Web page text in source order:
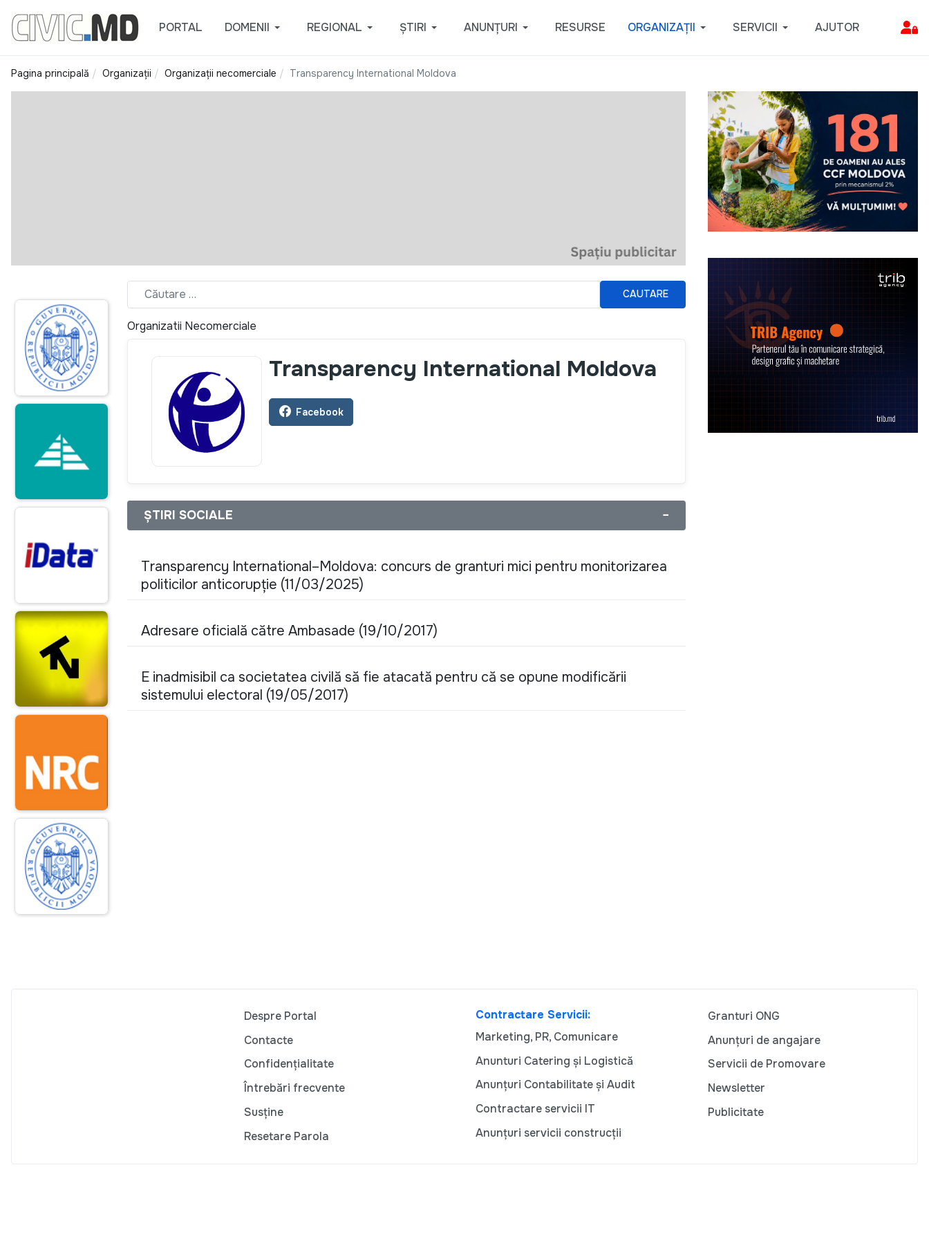
PORTAL DOMENII REGIONAL ȘTIRI ANUNȚURI RESURSE ORGANIZAȚII SERVICII AJUTOR
Pagina principală Organizații Organizații necomerciale Transparency International Moldova
CAUTARE
Organizatii Necomerciale
Transparency International Moldova
Facebook
ȘTIRI SOCIALE −
Transparency International–Moldova: concurs de granturi mici pentru monitorizarea
politicilor anticorupţie (11/03/2025)
Adresare oficială către Ambasade (19/10/2017)
E inadmisibil ca societatea civilă să fie atacată pentru că se opune modificării
sistemului electoral (19/05/2017)
Despre Portal
Contacte
Confidențialitate
Întrebări frecvente
Susține
Resetare Parola
Contractare Servicii:
Marketing, PR, Comunicare
Anunturi Catering și Logistică
Anunțuri Contabilitate și Audit
Contractare servicii IT
Anunțuri servicii construcții
Granturi ONG
Anunțuri de angajare
Servicii de Promovare
Newsletter
Publicitate